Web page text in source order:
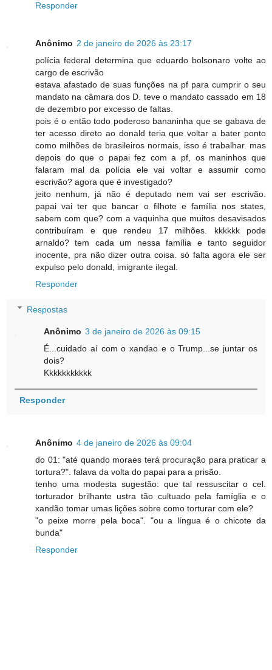
Responder
Anônimo 2 de janeiro de 2026 às 23:17
polícia federal determina que eduardo bolsonaro volte ao
cargo de escrivão
estava afastado de suas funções na pf para cumprir o seu
mandato na câmara dos D. teve o mandato cassado em 18
de dezembro por excesso de faltas.
pois é o então todo poderoso bananinha que se gabava de
ter acesso direto ao donald teria que voltar a bater ponto
como milhões de brasileiros normais, isso é trabalhar. mas
depois do que o papai fez com a pf, os maninhos que
falaram mal da polícia ele vai voltar e assumir como
escrivão? agora que é investigado?
jeito nenhum, já não é deputado nem vai ser escrivão.
papai vai ter que bancar o filhote e família nos states,
sabem com que? com a vaquinha que muitos desavisados
contribuíram e que rendeu 17 milhões. kkkkkk pode
arnaldo? tem cada um nessa família e tanto seguidor
inocente, pra não dizer outra coisa. só falta agora ele ser
expulso pelo donald, imigrante ilegal.
Responder
Respostas
Anônimo 3 de janeiro de 2026 às 09:15
É...cuidado aí com o xandao e o Trump...se juntar os
dois?
Kkkkkkkkkkk
Responder
Anônimo 4 de janeiro de 2026 às 09:04
do 01: "até quando moraes terá procuração para praticar a
tortura?". falava da volta do papai para a prisão.
tenho uma modesta sugestão: que tal ressuscitar o cel.
torturador brilhante ustra tão cultuado pela famíglia e o
xandão tomar umas lições sobre como torturar com ele?
"o peixe morre pela boca". "ou a língua é o chicote da
bunda"
Responder